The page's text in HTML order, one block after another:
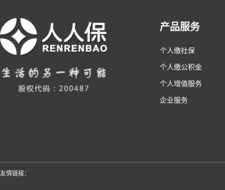
产品服务
个人缴社保
个人缴公积金
个人增值服务
企业服务
友情链接：